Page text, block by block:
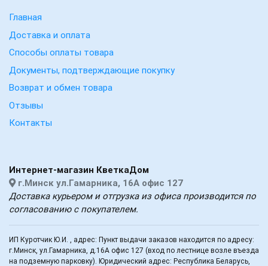
Главная
Доставка и оплата
Способы оплаты товара
Документы, подтверждающие покупку
Возврат и обмен товара
Отзывы
Контакты
Интернет-магазин КветкаДом
г.Минск ул.Гамарника, 16А офис 127
Доставка курьером и отгрузка из офиса производится по
согласованию с покупателем.
ИП Куротчик Ю.И. , адрес: Пункт выдачи заказов находится по адресу:
г.Минск, ул.Гамарника, д.16А офис 127 (вход по лестнице возле въезда
на подземную парковку). Юридический адрес: Республика Беларусь,